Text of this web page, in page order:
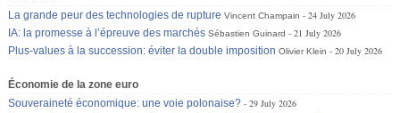
La grande peur des technologies de rupture Vincent Champain
24 July 2026
IA: la promesse à l’épreuve des marchés Sébastien Guinard
21 July 2026
Plus-values à la succession: éviter la double imposition Olivier Klein 20 July 2026
Économie de la zone euro
Souveraineté économique: une voie polonaise?
29 July 2026